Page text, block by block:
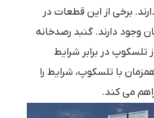
برخی از این قطعات در
وجود دارند. گنبد رصدخانه
در برابر شرایط
با تلسکوپ، شرایط را
می کند.